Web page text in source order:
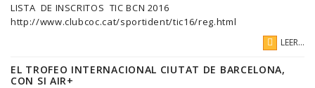
LISTA DE INSCRITOS TIC BCN 2016
http://www.clubcoc.cat/sportident/tic16/reg.html
LEER...
EL TROFEO INTERNACIONAL CIUTAT DE BARCELONA,
CON SI AIR+